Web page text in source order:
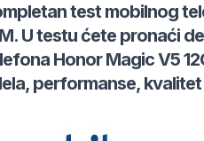
test mobilnog
. U testu ćete pronaći
Honor Magic V5
performanse, kvalitet